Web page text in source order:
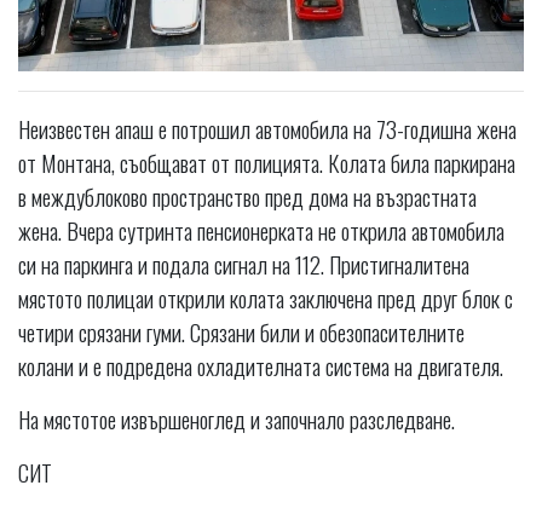
Неизвестен апаш е потрошил автомобила на 73-годишна жена
от Монтана, съобщават от полицията. Колата била паркирана
в междублоково пространство пред дома на възрастната
жена. Вчера сутринта пенсионерката не открила автомобила
си на паркинга и подала сигнал на 112. Пристигналитена
мястото полицаи открили колата заключена пред друг блок с
четири срязани гуми. Срязани били и обезопасителните
колани и е подредена охладителната система на двигателя.
На мястотое извършеноглед и започнало разследване.
СИТ